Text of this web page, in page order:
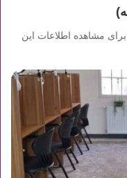
برای مشاهده اطلاعات این